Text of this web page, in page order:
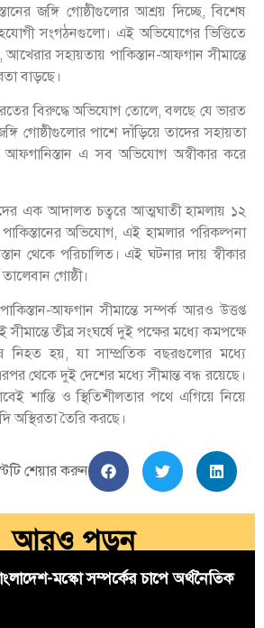
জঙ্গি গোষ্ঠীগুলোর আশ্রয় দিচ্ছে, বিশেষ
সংগঠনগুলো। এই অভিযোগের ভিত্তিতে
সহায়তায় পাকিস্তান-আফগান সীমান্তে
বাড়ছে।
বিরুদ্ধে অভিযোগ তোলে, বলছে যে ভারত
গোষ্ঠীগুলোর পাশে দাঁড়িয়ে তাদের সহায়তা
এ সব অভিযোগ অস্বীকার করে
এক আদালত চত্বরে আত্মঘাতী হামলায় ১২
অভিযোগ, এই হামলার পরিকল্পনা
থেকে পরিচালিত। এই ঘটনার দায় স্বীকার
গোষ্ঠী।
আফগান সীমান্তে সম্পর্ক আরও উত্তপ্ত
তীব্র সংঘর্ষে দুই পক্ষের মধ্যে কমপক্ষে
নিহত হয়, যা সাম্প্রতিক বছরগুলোর মধ্যে
থেকে দুই দেশের মধ্যে সীমান্ত বন্ধ রয়েছে।
শান্তি ও স্থিতিশীলতার পথে এগিয়ে নিয়ে
অস্থিরতা তৈরি করছে।
শেয়ার করুন
আরও পড়ুন
মস্কো সম্পর্কের চাপে অর্থনৈতিক